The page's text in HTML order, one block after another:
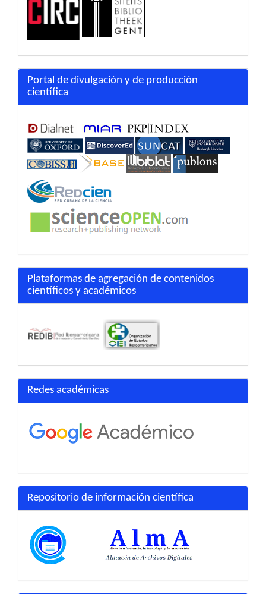
Portal de divulgación y de producción
científica
Plataformas de agregación de contenidos
científicos y académicos
Redes académicas
Repositorio de información científica